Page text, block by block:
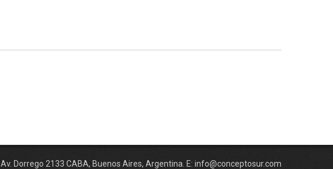
Av. Dorrego 2133 CABA, Buenos Aires, Argentina. E: info@conceptosur.com